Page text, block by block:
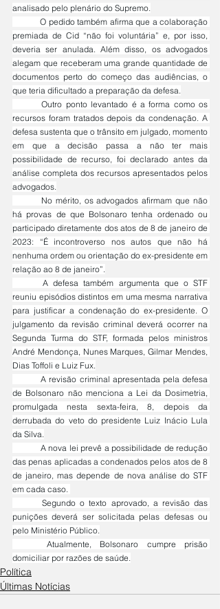
analisado pelo plenário do Supremo.
	O pedido também afirma que a colaboração
premiada de Cid “não foi voluntária” e, por isso,
deveria ser anulada. Além disso, os advogados
alegam que receberam uma grande quantidade de
documentos perto do começo das audiências, o
que teria dificultado a preparação da defesa.
	Outro ponto levantado é a forma como os
recursos foram tratados depois da condenação. A
defesa sustenta que o trânsito em julgado, momento
em que a decisão passa a não ter mais
possibilidade de recurso, foi declarado antes da
análise completa dos recursos apresentados pelos
advogados.
há provas de que Bolsonaro tenha ordenado ou
participado diretamente dos atos de 8 de janeiro de
2023: “É incontroverso nos autos que não há
nenhuma ordem ou orientação do ex-presidente em
relação ao 8 de janeiro”.
	A defesa também argumenta que o STF
reuniu episódios distintos em uma mesma narrativa
para justificar a condenação do ex-presidente. O
julgamento da revisão criminal deverá ocorrer na
Segunda Turma do STF, formada pelos ministros
André Mendonça, Nunes Marques, Gilmar Mendes,
Dias Toffoli e Luiz Fux.
	A revisão criminal apresentada pela defesa
de Bolsonaro não menciona a Lei da Dosimetria,
promulgada nesta sexta-feira, 8, depois da
derrubada do veto do presidente Luiz Inácio Lula
da Silva.
das penas aplicadas a condenados pelos atos de 8
de janeiro, mas depende de nova análise do STF
em cada caso.
	Segundo o texto aprovado, a revisão das
punições deverá ser solicitada pelas defesas ou
pelo Ministério Público.
domiciliar por razões de saúde.
Política
Últimas Notícias